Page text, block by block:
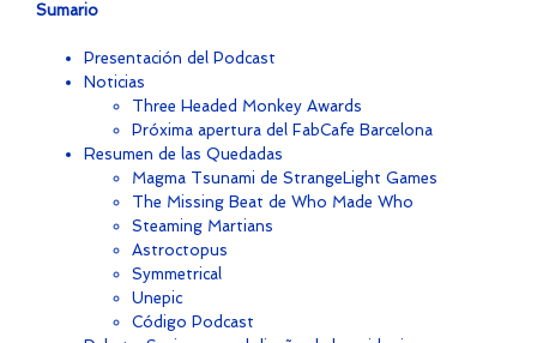
Sumario
Presentación del Podcast
Noticias
Three Headed Monkey Awards
Próxima apertura del FabCafe Barcelona
Resumen de las Quedadas
Magma Tsunami de StrangeLight Games
The Missing Beat de Who Made Who
Steaming Martians
Astroctopus
Symmetrical
Unepic
Código Podcast